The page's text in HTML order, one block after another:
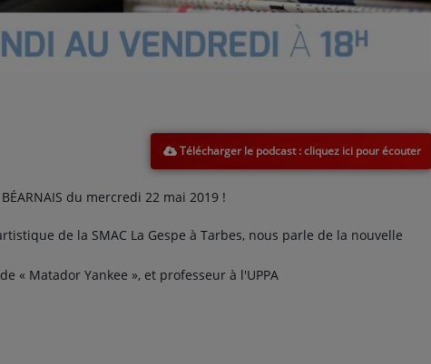
Télécharger le podcast
du mercredi 22 mai 2019 !
de la SMAC La Gespe à Tarbes, nous parle de la nouvelle
« Matador Yankee », et professeur à l'UPPA
Marion